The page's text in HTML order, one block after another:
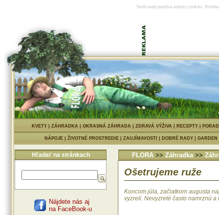
Tento web používa súbory cookies.
KVETY| ZÁHRADKA| OKRASNÁ ZÁHRADA| ZDRAVÁ VÝŽIVA| RECEPTY|
NÁPOJE ŽIVOTNÉ PROSTREDIE ZAUJÍMAVOSTI DOBRÉ RADY
Hľadať na stránkach
Nájdete nás aj
na FaceBook-u
FLORA >> Záhradka >>
Ošetrujeme ruže
Koncom júla, začiatkom augusta
vyzreli. Nevyzreté často namrznú